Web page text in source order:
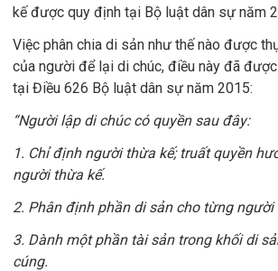
kế được quy định tại Bộ luật dân sự năm
Việc phân chia di sản như thế nào được
của người để lại di chúc, điều này đã
tại Điều 626 Bộ luật dân sự năm 2015:
“Người lập di chúc có quyền sau đây:
1. Chỉ định người thừa kế; truất quyền
người thừa kế.
2. Phân định phần di sản cho từng người
3. Dành một phần tài sản trong khối di
cúng.